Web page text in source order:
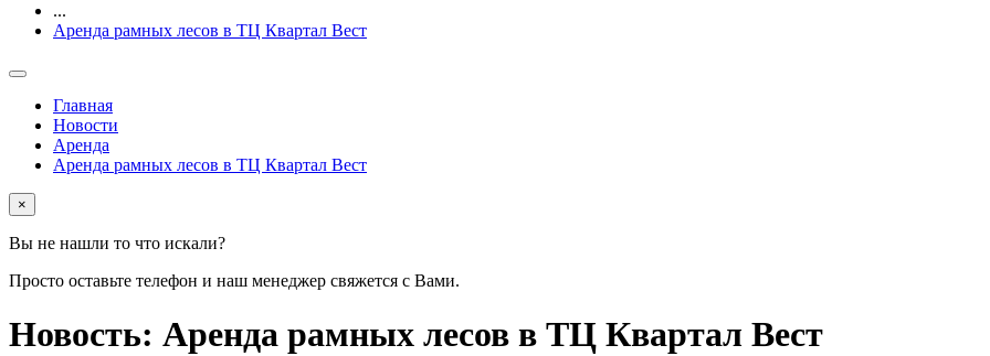
...
Аренда рамных лесов в ТЦ Квартал Вест
Главная
Новости
Аренда
Аренда рамных лесов в ТЦ Квартал Вест
×
Вы не нашли то что искали?
Просто оставьте телефон и наш менеджер свяжется с Вами.
Новость: Аренда рамных лесов в ТЦ Квартал Вест